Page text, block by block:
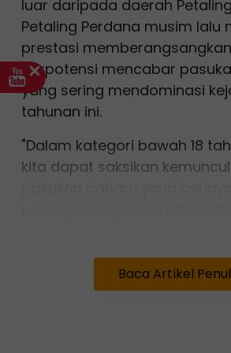
luar daripada daerah
Petaling Perdana musim lalu
prestasi
berpotensi mencabar
yang sering mendominasi
tahunan ini.
"Dalam kategori bawah 18
kita dapat saksikan
Alam, selain SMK Bukit
berjaya menyaingi SMK Dato'
Baca Artikel